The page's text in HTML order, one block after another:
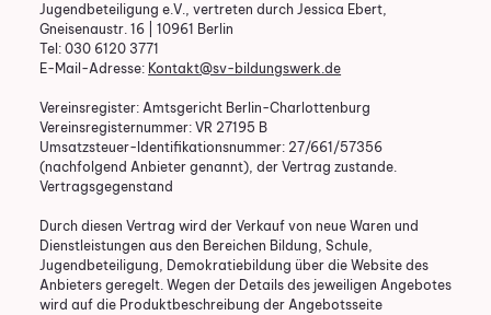
Jugendbeteiligung e.V., vertreten durch Jessica Ebert,
Gneisenaustr. 16 | 10961 Berlin
Tel: 030 6120 3771
E-Mail-Adresse: Kontakt@sv-bildungswerk.de
Vereinsregister: Amtsgericht Berlin-Charlottenburg
Vereinsregisternummer: VR 27195 B
Umsatzsteuer-Identifikationsnummer: 27/661/57356
(nachfolgend Anbieter genannt), der Vertrag zustande.
Vertragsgegenstand
Durch diesen Vertrag wird der Verkauf von neue Waren und
Dienstleistungen aus den Bereichen Bildung, Schule,
Jugendbeteiligung, Demokratiebildung über die Website des
Anbieters geregelt. Wegen der Details des jeweiligen Angebotes
wird auf die Produktbeschreibung der Angebotsseite